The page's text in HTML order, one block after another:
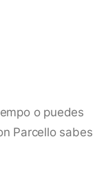
o puedes
Parcello sabes